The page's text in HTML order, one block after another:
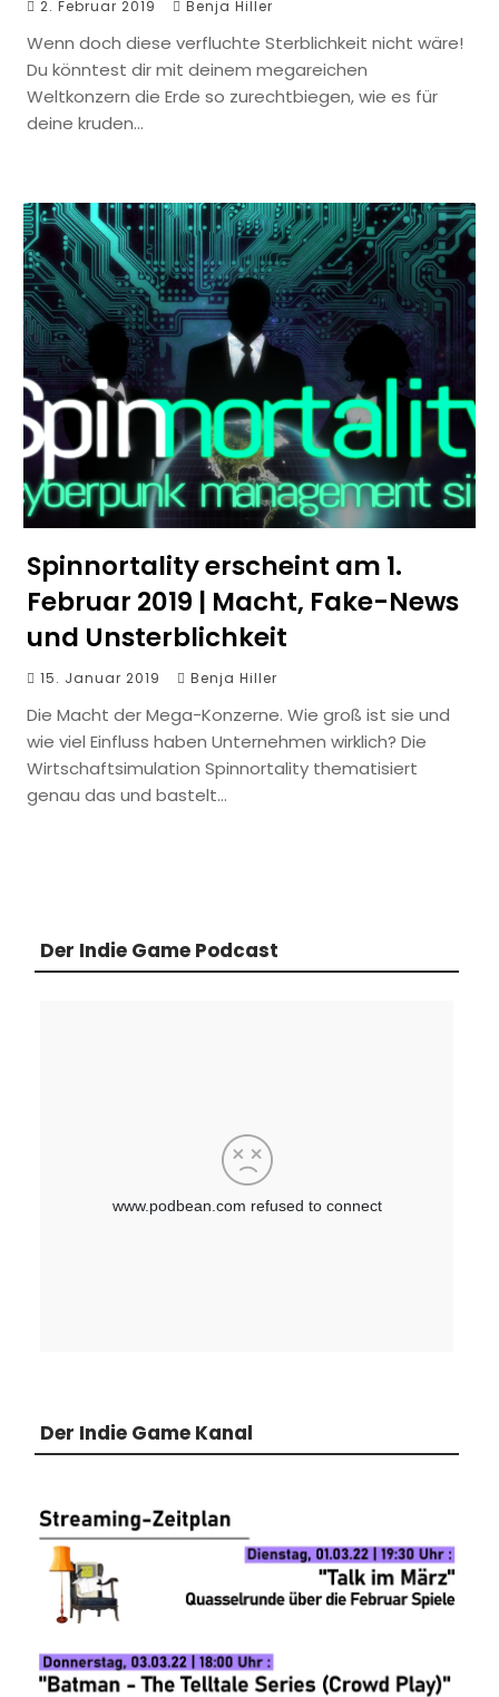
2. Februar 2019 Benja Hiller
Wenn doch diese verfluchte Sterblichkeit nicht wäre!
Du könntest dir mit deinem megareichen
Weltkonzern die Erde so zurechtbiegen, wie es für
deine kruden…
Spinnortality erscheint am 1.
Februar 2019 | Macht, Fake-News
und Unsterblichkeit
15. Januar 2019 Benja Hiller
Die Macht der Mega-Konzerne. Wie groß ist sie und
wie viel Einfluss haben Unternehmen wirklich? Die
Wirtschaftsimulation Spinnortality thematisiert
genau das und bastelt…
Der Indie Game Podcast
Der Indie Game Kanal